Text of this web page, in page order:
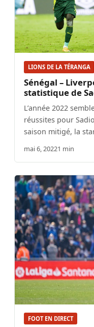
LIONS DE LA TÉRANGA
Sénégal –
statistique de
L’année 2022
réussites pour
saison mitigé, la
mai 6, 20221 min
FOOT EN DIRECT